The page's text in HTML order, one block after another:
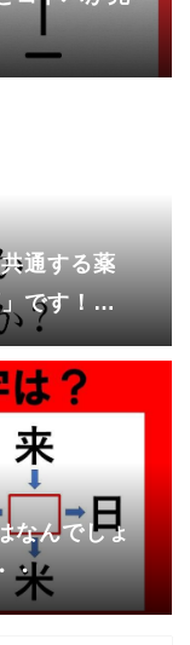
通する薬
です！】
めます
なんでしょ
・